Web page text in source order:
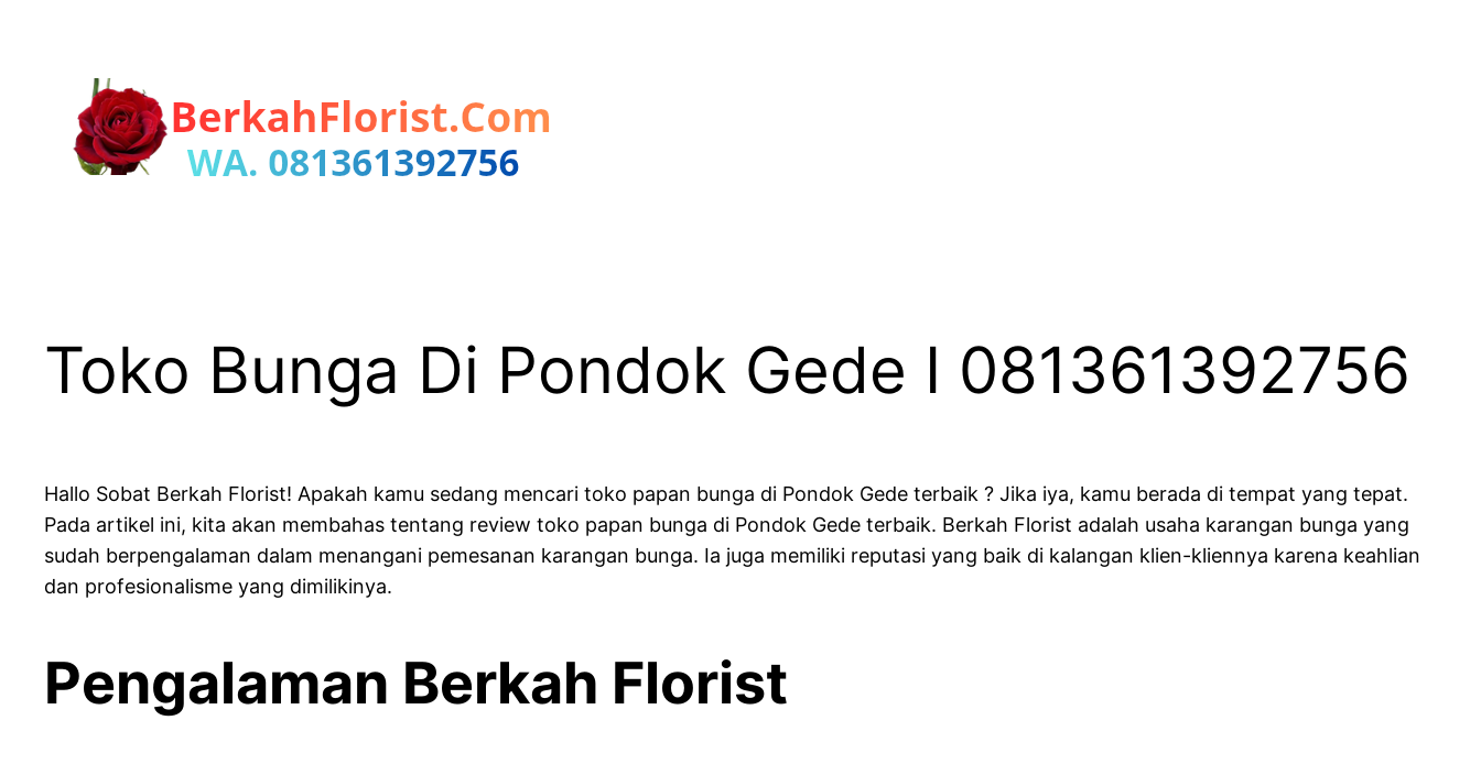
Toko Bunga Di Pondok Gede I 081361392756
Hallo Sobat Berkah Florist! Apakah kamu sedang mencari toko papan bunga di Pondok Gede terbaik ? Jika iya, kamu berada di tempat yang tepat.
Pada artikel ini, kita akan membahas tentang review toko papan bunga di Pondok Gede terbaik. Berkah Florist adalah usaha karangan bunga yang
sudah berpengalaman dalam menangani pemesanan karangan bunga. Ia juga memiliki reputasi yang baik di kalangan klien-kliennya karena keahlian
dan profesionalisme yang dimilikinya.
Pengalaman Berkah Florist